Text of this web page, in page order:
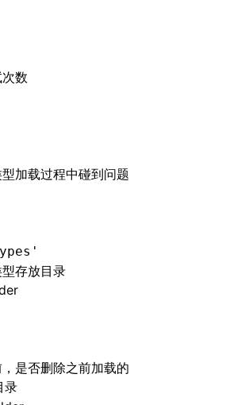
数
加载过程中碰到问题
存放目录
是否删除之前加载的
录